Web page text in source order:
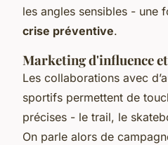
les angles sensibles - une
crise préventive.
Marketing d'influence
Les collaborations avec
sportifs permettent de
précises - le trail, le
On parle alors de